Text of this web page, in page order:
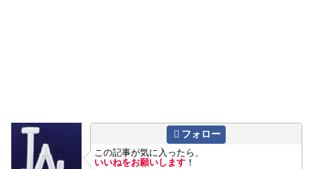
フォロー
この記事が気に入ったら、
いいねをお願いします ！